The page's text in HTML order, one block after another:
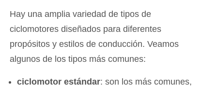
Hay una amplia variedad de tipos de
ciclomotores diseñados para diferentes
propósitos y estilos de conducción. Veamos
algunos de los tipos más comunes:
ciclomotor estándar: son los más comunes,